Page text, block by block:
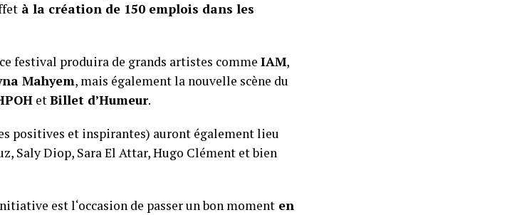
à la création de 150 emplois dans les
festival produira de grands artistes comme IAM,
Mahyem, mais également la nouvelle scène du
etBillet d’Humeur.
positives et inspirantes) auront également lieu
Saly Diop, Sara El Attar, Hugo Clément et bien
est l‘occasion de passer un bon moment en